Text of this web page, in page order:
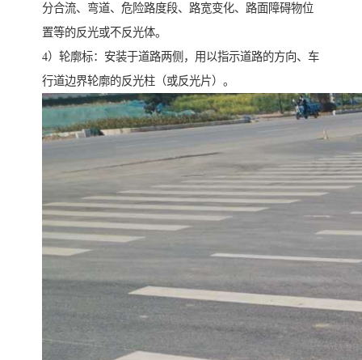
分合流、弯道、危险路度段、路宽变化、路面障碍物位
置等的反光或不反光体。
4）轮廓标：安装于道路两侧，用以指示道路的方向、车
行道边界轮廓的反光柱（或反光片）。